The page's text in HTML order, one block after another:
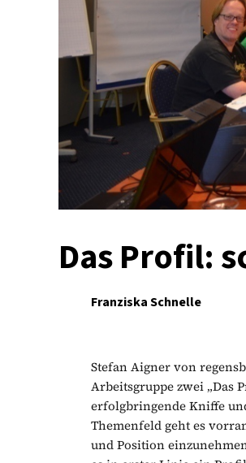
Das Profil:
Franziska Schnelle
Stefan Aigner von
Arbeitsgruppe zwei „Das
erfolgbringende Kniffe
Themenfeld geht es
und Position